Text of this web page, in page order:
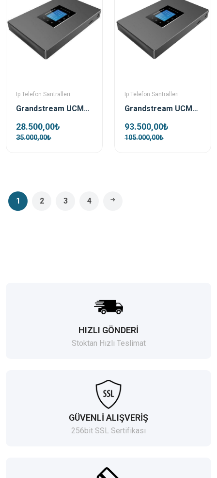
Ip Telefon Santralleri
Grandstream UCM6302A Ip Telefon Santrali
28.500,00₺
35.000,00₺
Ip Telefon Santralleri
Grandstream UCM6308A Ip Telefon Santrali
93.500,00₺
105.000,00₺
1 2 3 4
HIZLI GÖNDERİ
Stoktan Hızlı Teslimat
GÜVENLİ ALIŞVERİŞ
256bit SSL Sertifikası